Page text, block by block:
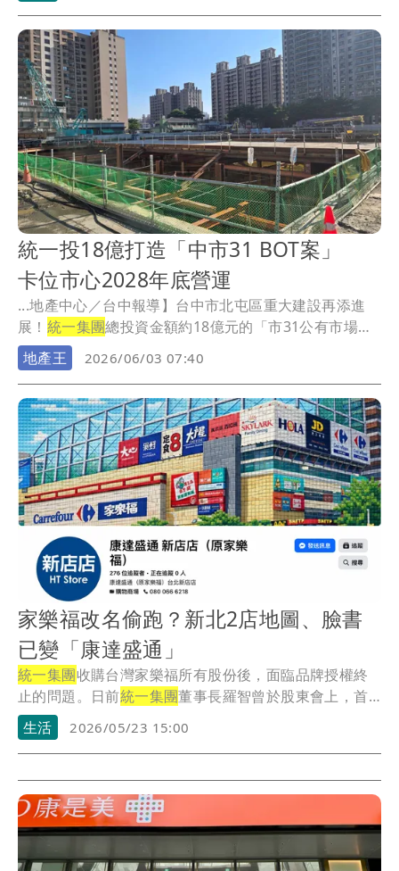
統一投18億打造「中市31 BOT案」
卡位市心2028年底營運
...地產中心／台中報導】台中市北屯區重大建設再添進
展！ 統一集團總投資金額約18億元的「市31公有市場用
地...
地產王 2026/06/03 07:40
家樂福改名偷跑？新北2店地圖、臉書
已變「康達盛通」
統一集團收購台灣家樂福所有股份後，面臨品牌授權終
止的問題。日前統一集團董事長羅智曾於股東會上，首
度揭...
生活 2026/05/23 15:00